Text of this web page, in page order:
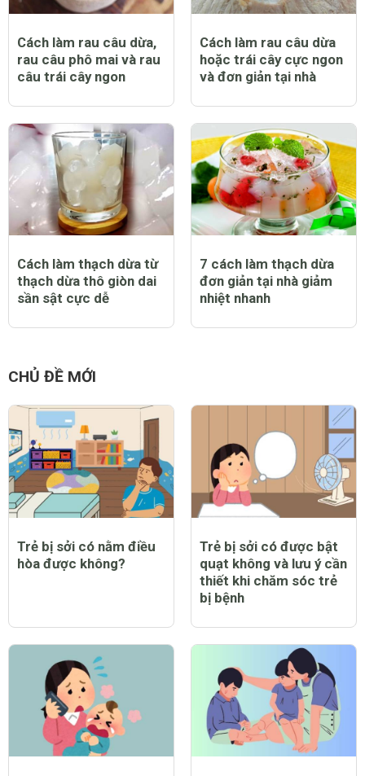
Cách làm rau câu dừa,
rau câu phô mai và rau
câu trái cây ngon
Cách làm rau câu dừa
hoặc trái cây cực ngon
và đơn giản tại nhà
Cách làm thạch dừa từ
thạch dừa thô giòn dai
sần sật cực dễ
7 cách làm thạch dừa
đơn giản tại nhà giảm
nhiệt nhanh
CHỦ ĐỀ MỚI
Trẻ bị sởi có nằm điều
hòa được không?
Trẻ bị sởi có được bật
quạt không và lưu ý cần
thiết khi chăm sóc trẻ
bị bệnh